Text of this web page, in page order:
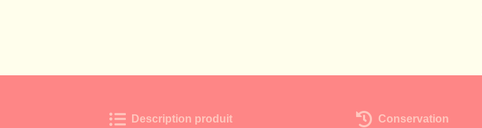
 Description produit  Conservation